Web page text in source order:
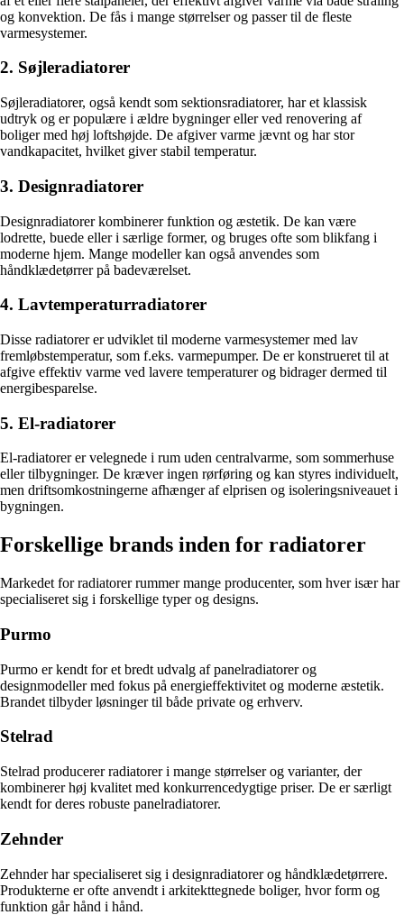
og konvektion. De fås i mange størrelser og passer til de fleste
varmesystemer.
2. Søjleradiatorer
Søjleradiatorer, også kendt som sektionsradiatorer, har et klassisk
udtryk og er populære i ældre bygninger eller ved renovering af
boliger med høj loftshøjde. De afgiver varme jævnt og har stor
vandkapacitet, hvilket giver stabil temperatur.
3. Designradiatorer
Designradiatorer kombinerer funktion og æstetik. De kan være
lodrette, buede eller i særlige former, og bruges ofte som blikfang i
moderne hjem. Mange modeller kan også anvendes som
håndklædetørrer på badeværelset.
4. Lavtemperaturradiatorer
Disse radiatorer er udviklet til moderne varmesystemer med lav
fremløbstemperatur, som f.eks. varmepumper. De er konstrueret til at
afgive effektiv varme ved lavere temperaturer og bidrager dermed til
energibesparelse.
5. El-radiatorer
El-radiatorer er velegnede i rum uden centralvarme, som sommerhuse
eller tilbygninger. De kræver ingen rørføring og kan styres individuelt,
men driftsomkostningerne afhænger af elprisen og isoleringsniveauet i
bygningen.
Forskellige brands inden for radiatorer
Markedet for radiatorer rummer mange producenter, som hver især har
specialiseret sig i forskellige typer og designs.
Purmo
Purmo er kendt for et bredt udvalg af panelradiatorer og
designmodeller med fokus på energieffektivitet og moderne æstetik.
Brandet tilbyder løsninger til både private og erhverv.
Stelrad
Stelrad producerer radiatorer i mange størrelser og varianter, der
kombinerer høj kvalitet med konkurrencedygtige priser. De er særligt
kendt for deres robuste panelradiatorer.
Zehnder
Zehnder har specialiseret sig i designradiatorer og håndklædetørrere.
Produkterne er ofte anvendt i arkitekttegnede boliger, hvor form og
funktion går hånd i hånd.